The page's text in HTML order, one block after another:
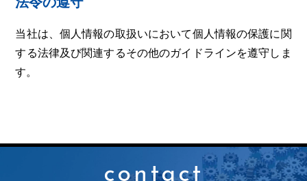
当社は、個人情報の取扱いにおいて個人情報の保護に関
する法律及び関連するその他のガイドラインを遵守しま
す。
contact